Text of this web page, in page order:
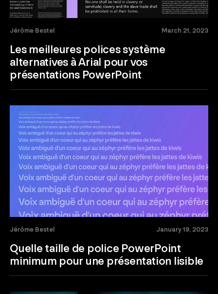
Jérôme Bestel March 21, 2023
Les meilleures polices système
alternatives à Arial pour vos
présentations PowerPoint
Jérôme Bestel January 19, 2023
Quelle taille de police PowerPoint
minimum pour une présentation lisible